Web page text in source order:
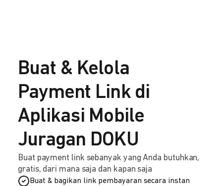
Buat & Kelola
Payment Link di
Aplikasi Mobile
Juragan DOKU
Buat payment link sebanyak yang Anda butuhkan,
gratis, dari mana saja dan kapan saja
Buat & bagikan link pembayaran secara instan